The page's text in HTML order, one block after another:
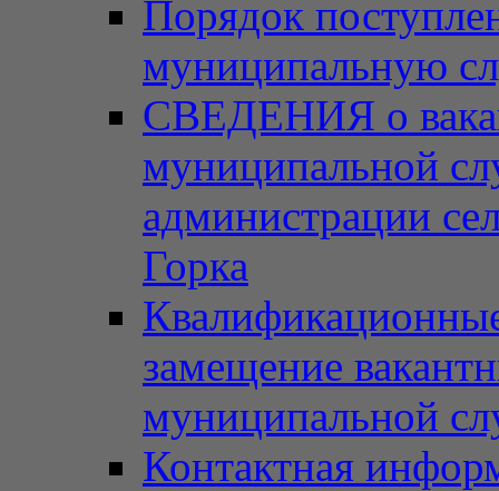
Порядок
муниципальную
СВЕДЕНИЯ о
муниципальной
администрации
Горка
замещение
муниципальной
Контактная